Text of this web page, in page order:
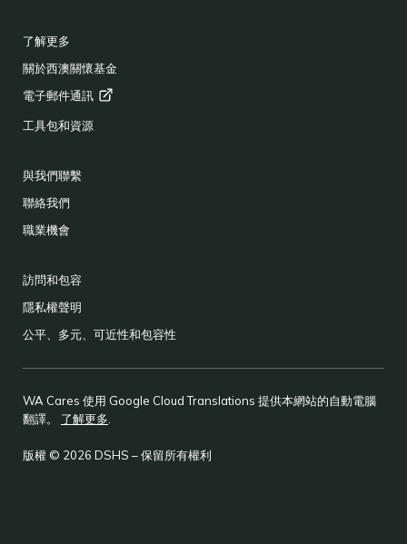
了解更多
關於西澳關懷基金
電子郵件通訊
工具包和資源
與我們聯繫
聯絡我們
職業機會
訪問和包容
隱私權聲明
公平、多元、可近性和包容性
WA Cares 使用 Google Cloud Translations 提供本網站的自動電腦
翻譯。 了解更多
版權 © 2026 DSHS – 保留所有權利